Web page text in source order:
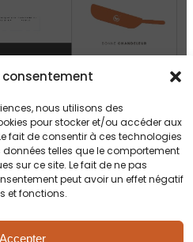
consentement
nous utilisons des
pour stocker et/ou accéder aux
fait de consentir à ces technologies
telles que le comportement
sur ce site. Le fait de ne pas
peut avoir un effet négatif
et fonctions.
Accepter
!
SaumurAngersMontreuil-Bellay